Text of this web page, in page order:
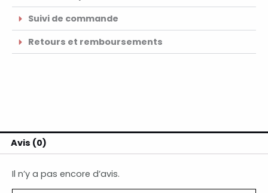
Suivi de commande
Retours et remboursements
Avis (0)
Il n’y a pas encore d’avis.